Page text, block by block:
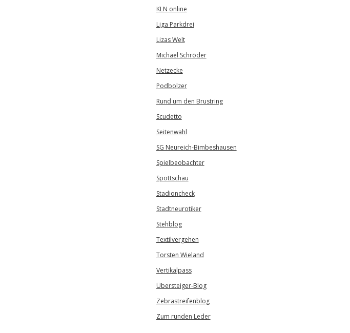
KLN online
Liga Parkdrei
Lizas Welt
Michael Schröder
Netzecke
Podbolzer
Rund um den Brustring
Scudetto
Seitenwahl
SG Neureich-Bimbeshausen
Spielbeobachter
Spottschau
Stadioncheck
Stadtneurotiker
Stehblog
Textilvergehen
Torsten Wieland
Vertikalpass
Übersteiger-Blog
Zebrastreifenblog
Zum runden Leder